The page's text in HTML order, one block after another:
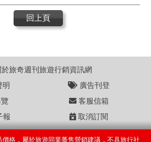
回上頁
於旅奇週刊旅遊行銷資訊網
明
廣告刊登
客服信箱
報
取消訂閱
格，屬於旅遊同業躉售營銷建議，不具旅行社